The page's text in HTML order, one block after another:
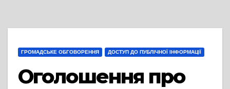
ГРОМАДСЬКЕ ОБГОВОРЕННЯ ДОСТУП ДО ПУБЛІЧНОЇ ІНФОРМАЦІЇ
Оголошення про